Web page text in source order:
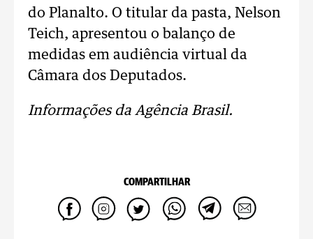
do Planalto. O titular da pasta, Nelson
Teich, apresentou o balanço de
medidas em audiência virtual da
Câmara dos Deputados.
Informações da Agência Brasil.
COMPARTILHAR